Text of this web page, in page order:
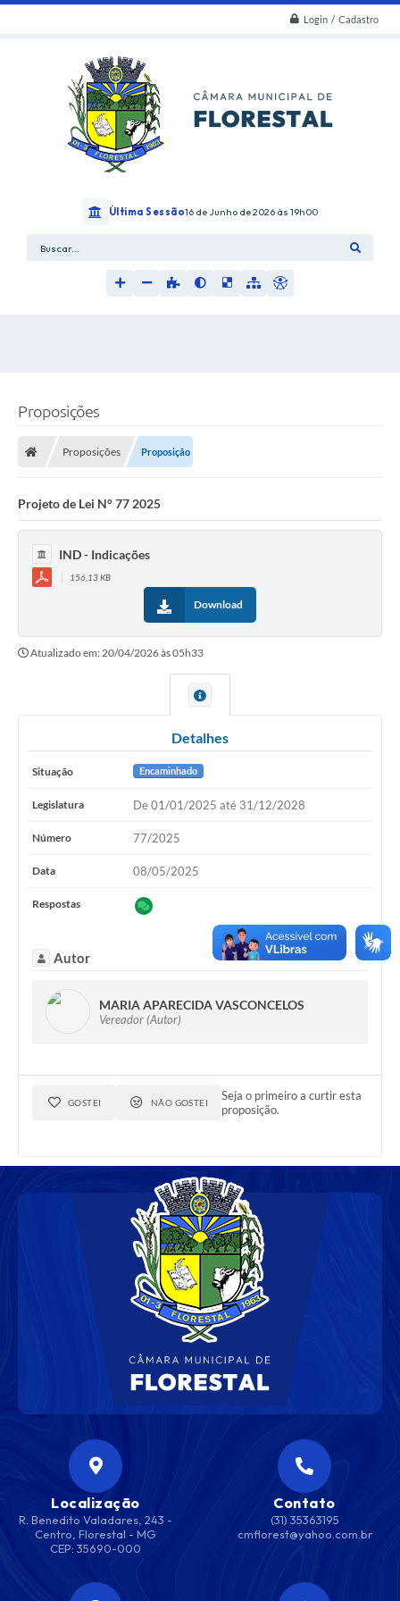
Login / Cadastro
Buscar...
Última Sessão16 de Junho de 2026 19h00
Proposições
Proposições Proposição
Projeto de Lei N° 77 2025
IND - Indicações
156,13 KB
Download
Atualizado em: 20/04/2026 às 05h33
Detalhes
Situação Encaminhado
Legislatura De 01/01/2025 até 31/12/2028
Número 77/2025
Data 08/05/2025
Respostas
Autor
MARIA APARECIDA VASCONCELOS
Vereador (Autor)
GOSTEI NÃO GOSTEI
Seja o primeiro a curtir esta
proposição.
Localização
R. Benedito Valadares, 243 -
Centro, Florestal - MG
CEP: 35690-000
Contato
(31) 35363195
cmflorest@yahoo.com.br